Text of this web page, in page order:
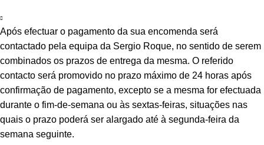
Após efectuar o pagamento da sua encomenda será
contactado pela equipa da Sergio Roque, no sentido de serem
combinados os prazos de entrega da mesma. O referido
contacto será promovido no prazo máximo de 24 horas após
confirmação de pagamento, excepto se a mesma for efectuada
durante o fim-de-semana ou às sextas-feiras, situações nas
quais o prazo poderá ser alargado até à segunda-feira da
semana seguinte.